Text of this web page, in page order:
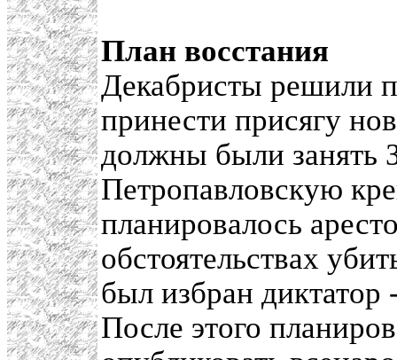
План восстания
Декабристы решили
принести присягу
должны были занять
Петропавловскую
планировалось
обстоятельствах
был избран диктатор
После этого